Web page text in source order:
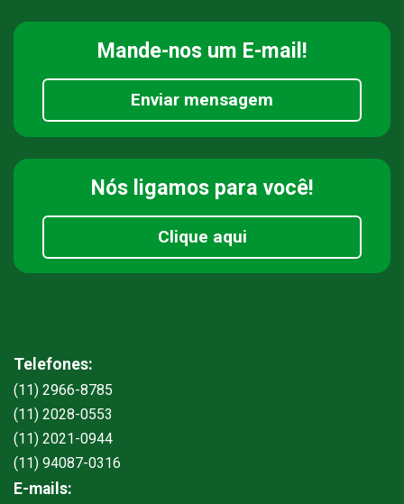
Mande-nos um E-mail!
Enviar mensagem
Nós ligamos para você!
Clique aqui
Telefones:
(11) 2966-8785
(11) 2028-0553
(11) 2021-0944
(11) 94087-0316
E-mails: